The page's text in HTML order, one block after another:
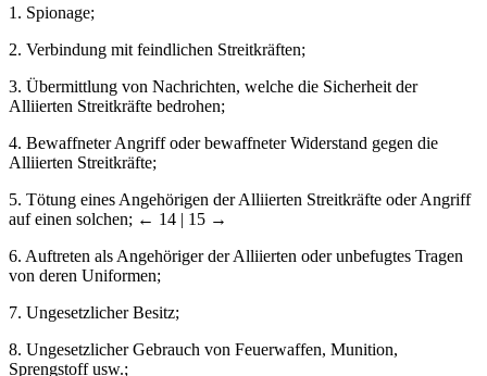
1. Spionage;
2. Verbindung mit feindlichen Streitkräften;
3. Übermittlung von Nachrichten, welche die Sicherheit der
Alliierten Streitkräfte bedrohen;
4. Bewaffneter Angriff oder bewaffneter Widerstand gegen die
Alliierten Streitkräfte;
5. Tötung eines Angehörigen der Alliierten Streitkräfte oder Angriff
auf einen solchen; ← 14 | 15 →
6. Auftreten als Angehöriger der Alliierten oder unbefugtes Tragen
von deren Uniformen;
7. Ungesetzlicher Besitz;
8. Ungesetzlicher Gebrauch von Feuerwaffen, Munition,
Sprengstoff usw.;